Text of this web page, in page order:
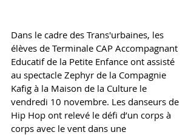
Dans le cadre des Trans'urbaines, les
élèves de Terminale CAP Accompagnant
Educatif de la Petite Enfance ont assisté
au spectacle Zephyr de la Compagnie
Kafig à la Maison de la Culture le
vendredi 10 novembre. Les danseurs de
Hip Hop ont relevé le défi d’un corps à
corps avec le vent dans une